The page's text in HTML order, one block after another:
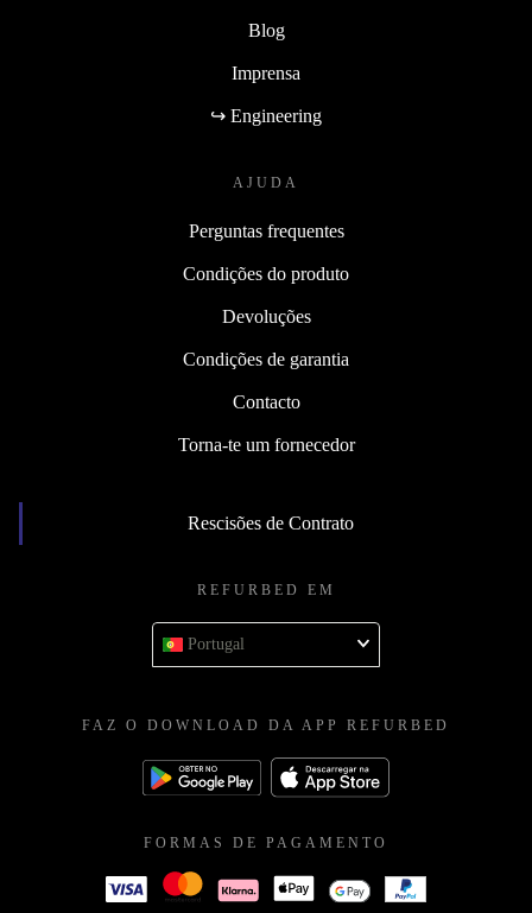
Blog
Imprensa
↪ Engineering
AJUDA
Perguntas frequentes
Condições do produto
Devoluções
Condições de garantia
Contacto
Torna-te um fornecedor
Rescisões de Contrato
REFURBED EM
Portugal
FAZ O DOWNLOAD DA APP REFURBED
FORMAS DE PAGAMENTO